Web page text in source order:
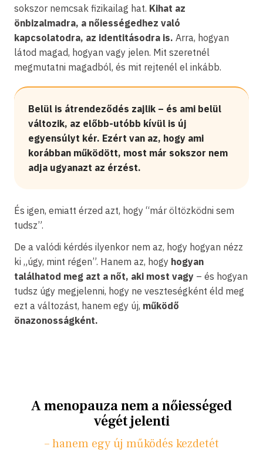
sokszor nemcsak fizikailag hat. Kihat az
önbizalmadra, a nőiességedhez való
kapcsolatodra, az identitásodra is. Arra, hogyan
látod magad, hogyan vagy jelen. Mit szeretnél
megmutatni magadból, és mit rejtenél el inkább.
Belül is átrendeződés zajlik – és ami belül
változik, az előbb-utóbb kívül is új
egyensúlyt kér. Ezért van az, hogy ami
korábban működött, most már sokszor nem
adja ugyanazt az érzést.
És igen, emiatt érzed azt, hogy “már öltözködni sem
tudsz”.
De a valódi kérdés ilyenkor nem az, hogy hogyan nézz
ki „úgy, mint régen”. Hanem az, hogy hogyan
találhatod meg azt a nőt, aki most vagy – és hogyan
tudsz úgy megjelenni, hogy ne veszteségként éld meg
ezt a változást, hanem egy új, működő
önazonosságként.
A menopauza nem a nőiességed
végét jelenti
– hanem egy új működés kezdetét